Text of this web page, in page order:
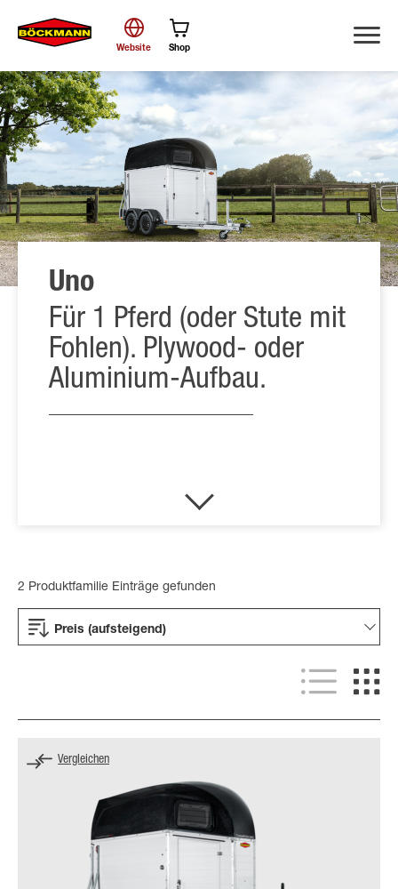
Suche
Website Shop
Uno
Für 1 Pferd (oder Stute mit
Fohlen). Plywood- oder
Aluminium-Aufbau.
2 Produktfamilie Einträge gefunden
Preis (aufsteigend)
Vergleichen